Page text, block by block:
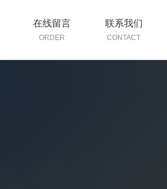
在线留言
ORDER
联系我们
CONTACT